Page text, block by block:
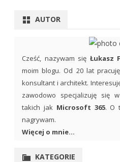
AUTOR
Cześć, nazywam się Łukasz
moim blogu. Od 20 lat
konsultant i architekt.
zawodowo specjalizuję się
takich jak Microsoft 365. O
nagrywam.
Więcej o mnie...
KATEGORIE